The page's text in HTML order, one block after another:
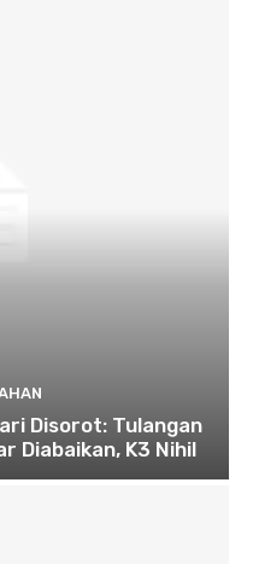
Disorot: Tulangan
Diabaikan, K3 Nihil